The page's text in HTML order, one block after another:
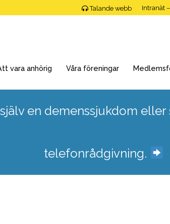
Talande webb Intranät
vara anhörig Våra föreningar
en demenssjukdom
telefonrådgivning.